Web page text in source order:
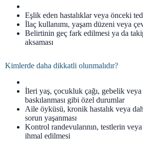
Eşlik eden hastalıklar veya önceki
İlaç kullanımı, yaşam düzeni veya
Belirtinin geç fark edilmesi ya da
aksaması
Kimlerde daha dikkatli olunmalıdır?
İleri yaş, çocukluk çağı, gebelik veya
baskılanması gibi özel durumlar
Aile öyküsü, kronik hastalık veya
sorun yaşanması
Kontrol randevularının, testlerin veya
ihmal edilmesi